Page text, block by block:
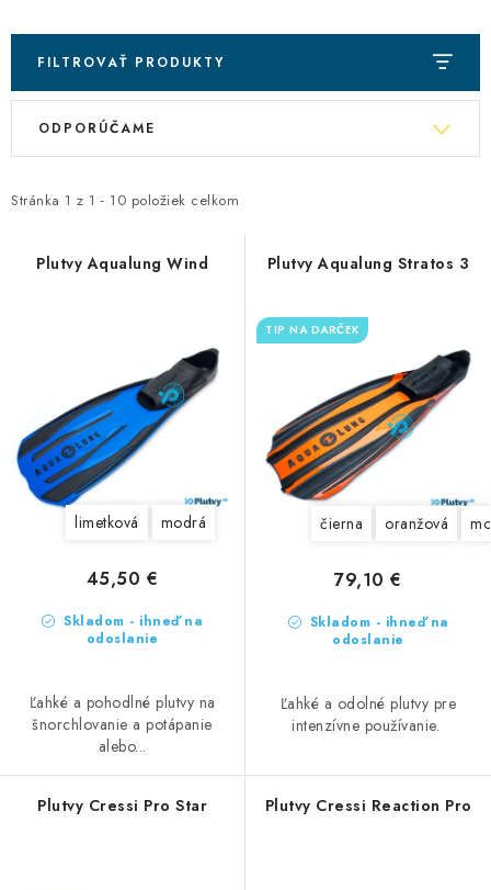
CVIČENIE
SAUNOVANIE
Doručenie od 1,99€
FILTROVAŤ PRODUKTY
ý
i
k
t
o
Stránka 1 z 1 - 10 položiek celkom
R
e
u
k
ODPORÚČAME
Plutvy Aqualung Wind
limetková modrá
Skladom - ihneď na
odoslanie
45,50 €
Ľahké a pohodlné plutvy na
šnorchlovanie a potápanie
alebo...
Plutvy Aqualung Stratos 3
TIP NA DARČEK
čierna oranžová
Skladom - ihneď na
odoslanie
79,10 €
Ľahké a odolné plutvy pre
intenzívne používanie.
Plutvy Cressi Pro Star Plutvy Cressi Reaction Pro